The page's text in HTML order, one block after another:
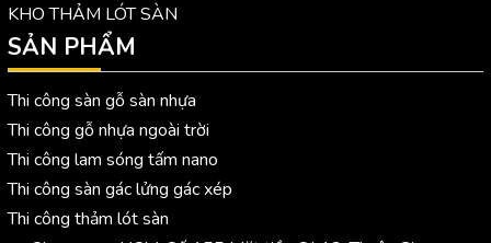
KHO THẢM LÓT SÀN
SẢN PHẨM
Thi công sàn gỗ sàn nhựa
Thi công gỗ nhựa ngoài trời
Thi công lam sóng tấm nano
Thi công sàn gác lửng gác xép
Thi công thảm lót sàn